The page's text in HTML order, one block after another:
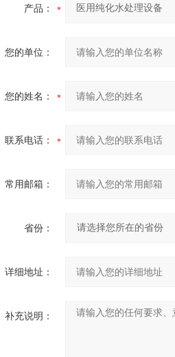
产品：
您的单位：
您的姓名：
联系电话：
常用邮箱：
省份：
详细地址：
补充说明：